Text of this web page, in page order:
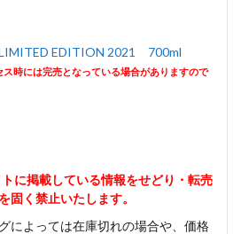
LIMITED EDITION 2021 700ml
時には完売となっている場合がありますので
に掲載している情報をせどり・転売
固く禁止いたします。
によっては在庫切れの場合や、価格